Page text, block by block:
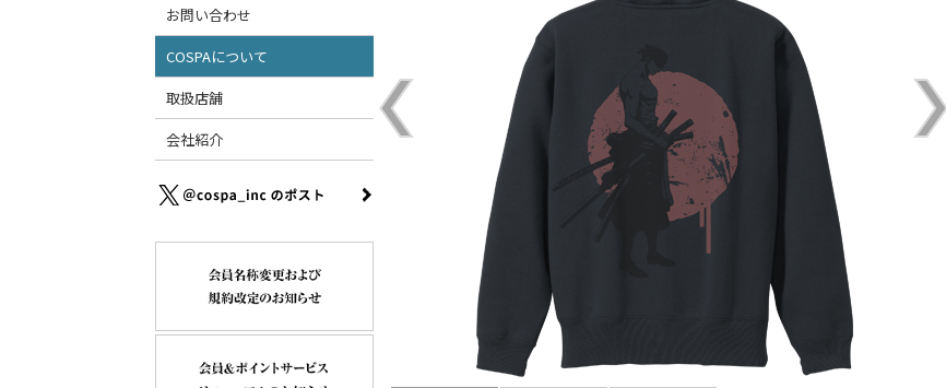
お問い合わせ
COSPAについて
取扱店舗
会社紹介